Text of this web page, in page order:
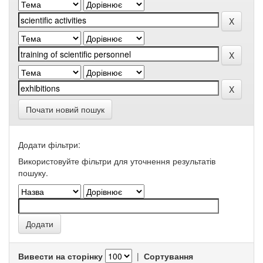
Почати новий пошук
Додати фільтри:
Використовуйте фільтри для уточнення результатів
пошуку.
Вивести на сторінку | Сортування